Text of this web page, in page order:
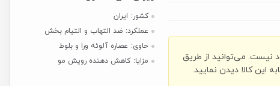
نیست. می‌توانید از طریق
این کالا دیدن نمایید.
کشور: ایران
عملکرد: ضد التهاب و التیام بخش
حاوی: عصاره آلوئه ورا و بلوط
مزایا: کاهش دهنده رویش مو